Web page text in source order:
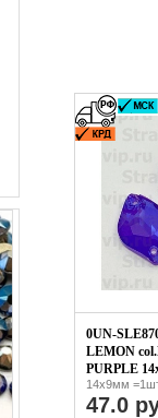
0UN-
LEMON
PURPLE
14x9мм
47.0